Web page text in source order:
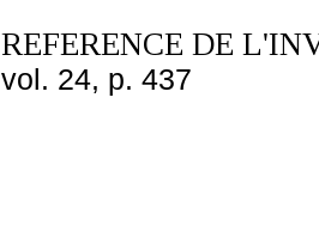
REFERENCE DE
vol. 24, p. 437